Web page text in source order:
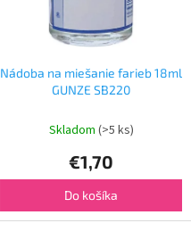
Nádoba na miešanie farieb 18ml
GUNZE SB220
Skladom (>5 ks)
€1,70
Do košíka